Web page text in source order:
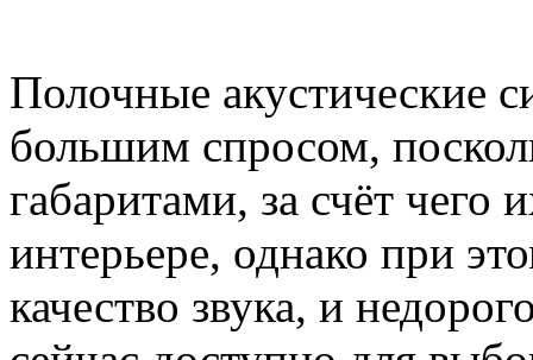
Полочные акустические
большим спросом,
габаритами, за счёт чего
интерьере, однако при
качество звука, и